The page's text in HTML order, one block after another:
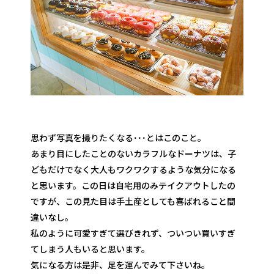
思わず写真を撮りたくなる･･･とはこのこと。
あまり目にしたことのないカラフルなドーナツは、子
どもだけでなく大人もワクワクするような気分になる
と思います。この日は自宅用のみテイクアウトしたの
ですが、この見た目は手土産としても喜ばれること間
違いなし。
私のように可愛すぎて選びきれず、ついつい買いすぎ
てしまう人もいると思います。
気になる方は是非、足を運んでみて下さいね。